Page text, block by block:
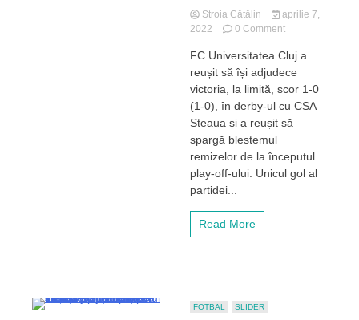
Stroia Cătălin
aprilie 7,
2022
0 Commenton
Cluj
a
spart
gheața
„infernul”
pe
Cluj
FC Universitatea Cluj a
reușit să își adjudece
victoria, la limită, scor 1-0
(1-0), în derby-ul cu CSA
Steaua și a reușit să
spargă blestemul
remizelor de la începutul
play-off-ului. Unicul gol al
partidei...
Read More
FOTBAL SLIDER